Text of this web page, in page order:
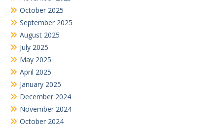
July 2024
June 2024
May 2024
April 2024
February 2024
December 2023
October 2023
September 2023
August 2023
July 2023